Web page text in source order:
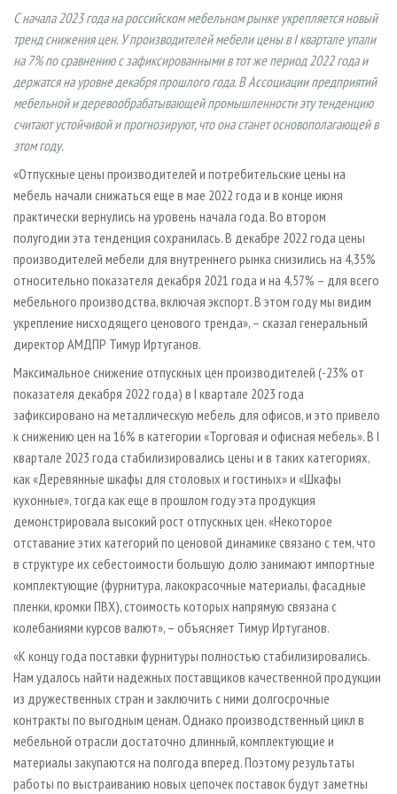
ПРОИЗВОДСТВО ДРЕВЕСНЫХ ПЛИТ
ДЕРЕВЯННОЕ ДОМОСТРОЕНИЕ
ПРОИЗВОДСТВО МЕБЕЛИ
БИОЭНЕРГЕТИКА
ЦБП
МОБИЛЬНЫЕ ВЫСТАВКИ
ОФИЦИАЛЬНЫЕ ДЕЛЕГАЦИИ
ПРИОРИТЕТНЫЕ ИНВЕСТПРОЕКТЫ
RUSSIAN FORESTRY REVIEW
ГАЗЕТА ЛЕСПРОМФОРУМ
РЕКЛАМА НА САЙТЕ
С начала 2023 года на российском мебельном рынке укрепляется новый
тренд снижения цен. У производителей мебели цены в I квартале упали
на 7% по сравнению с зафиксированными в тот же период 2022 года и
держатся на уровне декабря прошлого года. В Ассоциации предприятий
мебельной и деревообрабатывающей промышленности эту тенденцию
считают устойчивой и прогнозируют, что она станет основополагающей в
этом году.
«Отпускные цены производителей и потребительские цены на
мебель начали снижаться еще в мае 2022 года и в конце июня
практически вернулись на уровень начала года. Во втором
полугодии эта тенденция сохранилась. В декабре 2022 года цены
производителей мебели для внутреннего рынка снизились на 4,35%
относительно показателя декабря 2021 года и на 4,57% – для всего
мебельного производства, включая экспорт. В этом году мы видим
укрепление нисходящего ценового тренда», – сказал генеральный
директор АМДПР Тимур Иртуганов.
Максимальное снижение отпускных цен производителей (-23% от
показателя декабря 2022 года) в I квартале 2023 года
зафиксировано на металлическую мебель для офисов, и это привело
к снижению цен на 16% в категории «Торговая и офисная мебель». В I
квартале 2023 года стабилизировались цены и в таких категориях,
как «Деревянные шкафы для столовых и гостиных» и «Шкафы
кухонные», тогда как еще в прошлом году эта продукция
демонстрировала высокий рост отпускных цен. «Некоторое
отставание этих категорий по ценовой динамике связано с тем, что
в структуре их себестоимости большую долю занимают импортные
комплектующие (фурнитура, лакокрасочные материалы, фасадные
пленки, кромки ПВХ), стоимость которых напрямую связана с
колебаниями курсов валют», – объясняет Тимур Иртуганов.
«К концу года поставки фурнитуры полностью стабилизировались.
Нам удалось найти надежных поставщиков качественной продукции
из дружественных стран и заключить с ними долгосрочные
контракты по выгодным ценам. Однако производственный цикл в
мебельной отрасли достаточно длинный, комплектующие и
материалы закупаются на полгода вперед. Поэтому результаты
работы по выстраиванию новых цепочек поставок будут заметны